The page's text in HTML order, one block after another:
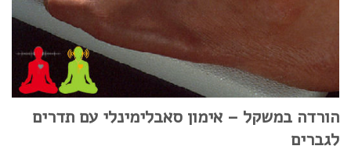
הורדה במשקל – אימון סאבלימינלי עם תדרים
לגברים